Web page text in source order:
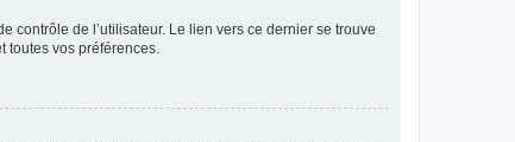
contrôle de l’utilisateur. Le lien vers ce dernier se trouve
toutes vos préférences.